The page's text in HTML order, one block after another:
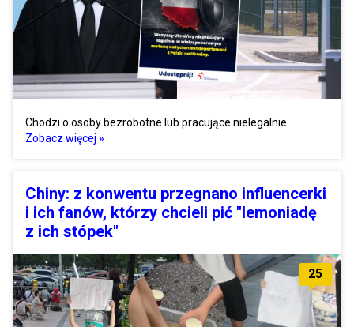
Chodzi o osoby bezrobotne lub pracujące nielegalnie.
Zobacz więcej »
Chiny: z konwentu przegnano influencerki
i ich fanów, którzy chcieli pić "lemoniadę
z ich stópek"
25